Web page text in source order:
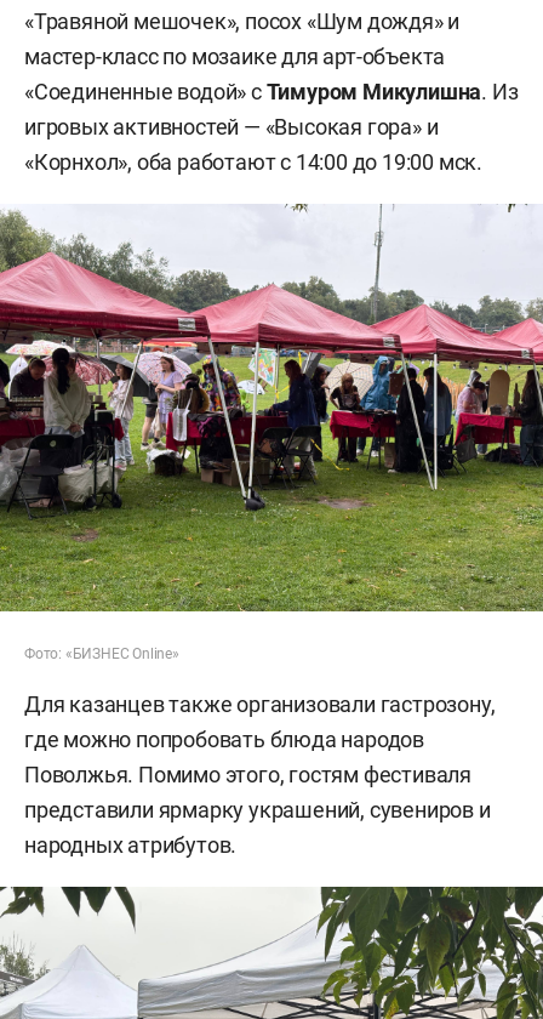
«Травяной мешочек», посох «Шум дождя» и
мастер-класс по мозаике для арт-объекта
«Соединенные водой» сТимуром Микулишна. Из
игровых активностей — «Высокая гора» и
«Корнхол», оба работают с 14:00 до 19:00 мск.
Фото: «БИЗНЕС Online»
Для казанцев также организовали гастрозону,
где можно попробовать блюда народов
Поволжья. Помимо этого, гостям фестиваля
представили ярмарку украшений, сувениров и
народных атрибутов.